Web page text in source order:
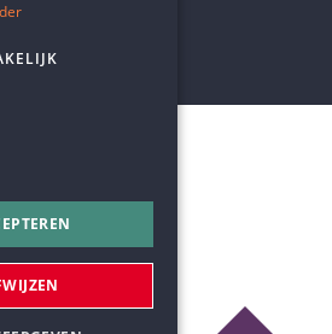
maatwerk websites